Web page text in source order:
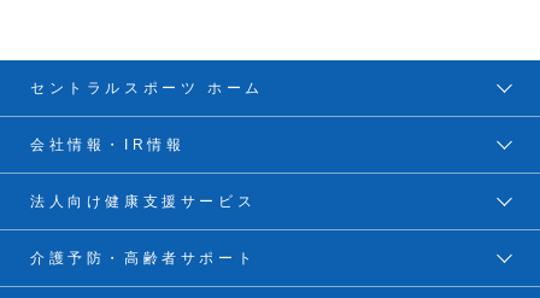
セントラルスポーツ ホーム
会社情報・IR情報
法人向け健康支援サービス
介護予防・高齢者サポート